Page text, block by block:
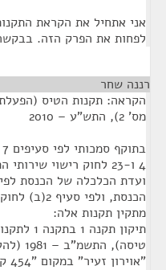
אני אתחיל את הקראת
לפחות את הפרק הזה.
רננה שחר
הקראה: תקנות הטיס
מס' 2), התש"ע – 2010
מתקין תקנות אלה:
תיקון